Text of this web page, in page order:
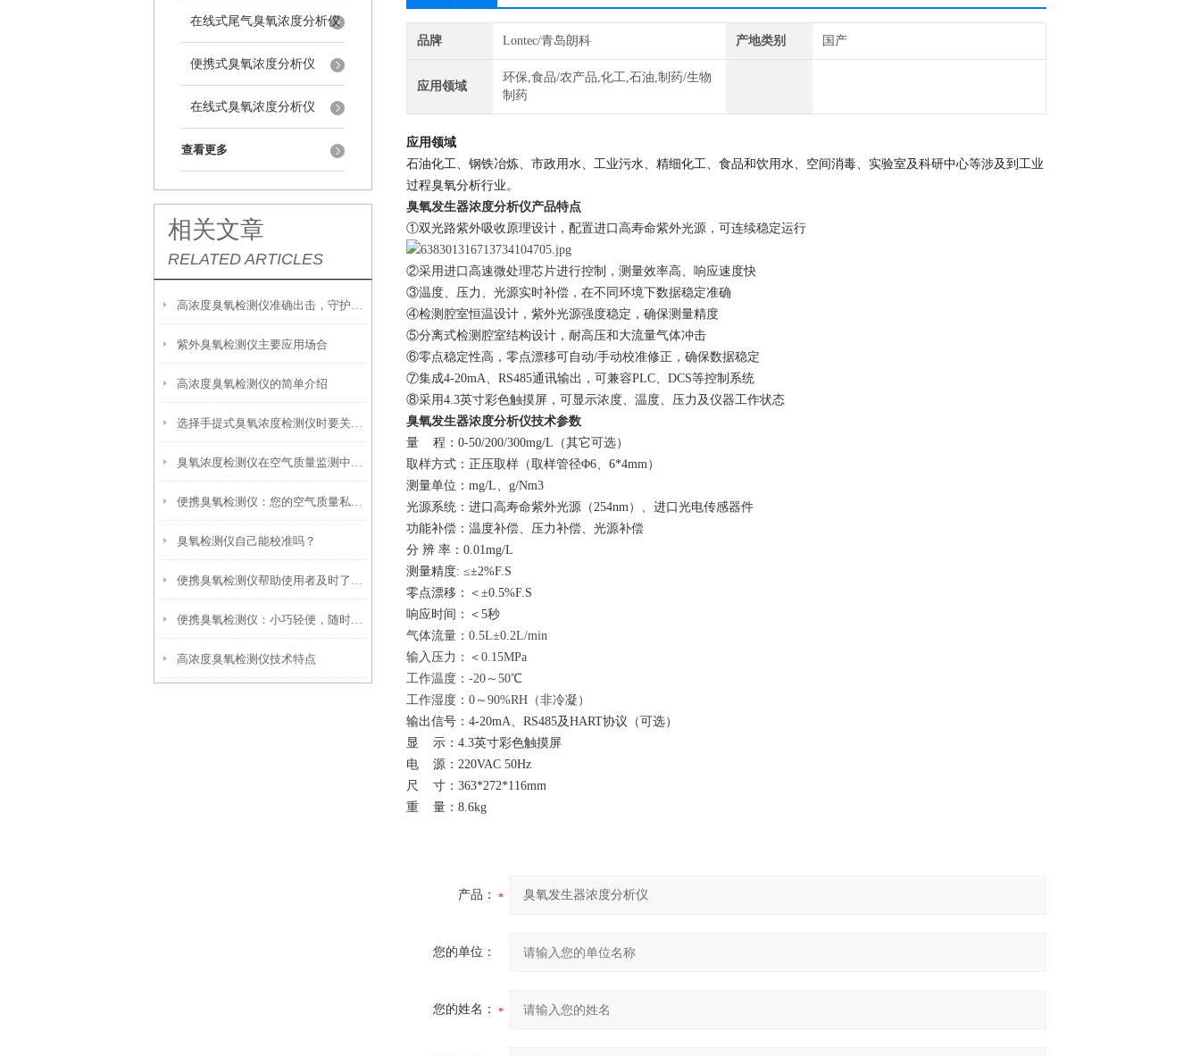
在线式尾气臭氧浓度分析仪
便携式臭氧浓度分析仪
在线式臭氧浓度分析仪
查看更多
相关文章
RELATED ARTICLES
高浓度臭氧检测仪准确出击，守护环境安全新防线！
紫外臭氧检测仪主要应用场合
高浓度臭氧检测仪的简单介绍
选择手提式臭氧浓度检测仪时要关注哪些特性？
臭氧浓度检测仪在空气质量监测中发挥了关键作用
便携臭氧检测仪：您的空气质量私人顾问
臭氧检测仪自己能校准吗？
便携臭氧检测仪帮助使用者及时了解臭氧浓度的情况
便携臭氧检测仪：小巧轻便，随时随地守护您的呼吸环境
高浓度臭氧检测仪技术特点
品牌 Lontec/青岛朗科 产地类别 国产
应用领域
环保,食品/农产品,化工,石油,制药/生物
制药
应用领域
石油化工、钢铁冶炼、市政用水、工业污水、精细化工、食品和饮用水、空间消毒、 实验室及科研中心等涉及到工业
过程臭氧分析行业。
臭氧发生器浓度分析仪产品特点
①双光路紫外吸收原理设计，配置进口高寿命紫外光源，可连续稳定运行
②采用进口 高速微处理芯片进行控制 ，测量效率高、响应速度快
③温度、压力 、 光源实时补偿 ，在不同环境下数据稳定准确
④检测腔室恒温设计，紫外光源强度稳定，确保测量精度
⑤分离式检测腔室结构设计，耐高压和大流量气体冲击
⑥零点稳定性高 ，零点漂移可自动/手动校准修正，确保数据稳定
⑦集成4-20mA、 RS485通讯输出 ，可兼容PLC、DCS等控制系统
⑧采用4.3英寸彩色触摸屏，可显示浓度、温度、压力及仪器工作状态
臭氧发生器浓度分析仪技术参数
量
程： 0-50/200/300mg/L （其它可选）
取样方式 ： 正压取样 （取样管径Φ6、6*4mm）
测量单位： mg/L、 g/Nm3
光源系统： 进口 高寿命紫外光源 （254nm）、 进口 光电传感器件
功能补偿： 温度补偿、压力补偿、光源补偿
分 辨 率： 0.01mg/L
测量精度: ≤±2%F.S
零点漂移： ＜ ±0.5%F.S
响应时间：＜ 5秒
气体流量： 0.5L±0.2L/min
输入压力： ＜ 0.15MPa
工作温度： -20～50℃
工作湿度： 0～90%RH（非冷凝）
输出信号： 4-20mA、 RS485及HART协议（可选）
显
示： 4.3英寸彩色触摸屏
电
源： 220VAC 50Hz
尺
寸： 363*272*116mm
重
量： 8.6kg
产品：
您的单位：
您的姓名：